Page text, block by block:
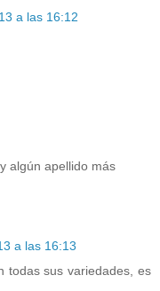
a las 16:12
algún apellido más
a las 16:13
todas sus variedades, es